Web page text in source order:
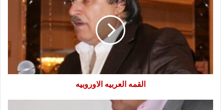
الاوروبيه
القمه العربيه الاوروبيه